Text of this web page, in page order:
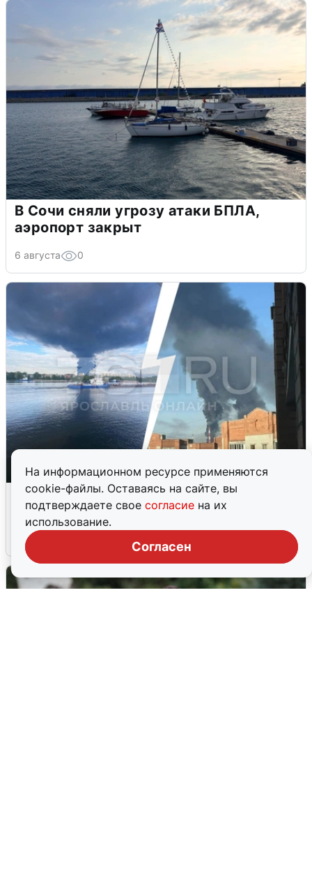
На информационном ресурсе применяются
cookie-файлы. Оставаясь на сайте, вы
подтверждаете свое согласие на их
использование.
Согласен
В Сочи сняли угрозу атаки БПЛА,
аэропорт закрыт
6 августа 0
Ночная атака БПЛА на Ярославль:
попадания и последствия
6 августа